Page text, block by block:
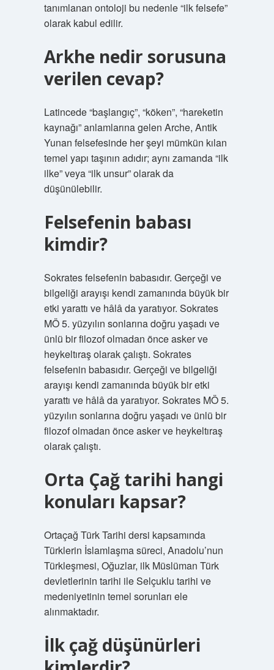
tanımlanan ontoloji bu nedenle “ilk felsefe”
olarak kabul edilir.
Arkhe nedir sorusuna
verilen cevap?
Latincede “başlangıç”, “köken”, “hareketin
kaynağı” anlamlarına gelen Arche, Antik
Yunan felsefesinde her şeyi mümkün kılan
temel yapı taşının adıdır; aynı zamanda “ilk
ilke” veya “ilk unsur” olarak da
düşünülebilir.
Felsefenin babası
kimdir?
Sokrates felsefenin babasıdır. Gerçeği ve
bilgeliği arayışı kendi zamanında büyük bir
etki yarattı ve hâlâ da yaratıyor. Sokrates
MÖ 5. yüzyılın sonlarına doğru yaşadı ve
ünlü bir filozof olmadan önce asker ve
heykeltıraş olarak çalıştı. Sokrates
felsefenin babasıdır. Gerçeği ve bilgeliği
arayışı kendi zamanında büyük bir etki
yarattı ve hâlâ da yaratıyor. Sokrates MÖ 5.
yüzyılın sonlarına doğru yaşadı ve ünlü bir
filozof olmadan önce asker ve heykeltıraş
olarak çalıştı.
Orta Çağ tarihi hangi
konuları kapsar?
Ortaçağ Türk Tarihi dersi kapsamında
Türklerin İslamlaşma süreci, Anadolu’nun
Türkleşmesi, Oğuzlar, ilk Müslüman Türk
devletlerinin tarihi ile Selçuklu tarihi ve
medeniyetinin temel sorunları ele
alınmaktadır.
İlk çağ düşünürleri